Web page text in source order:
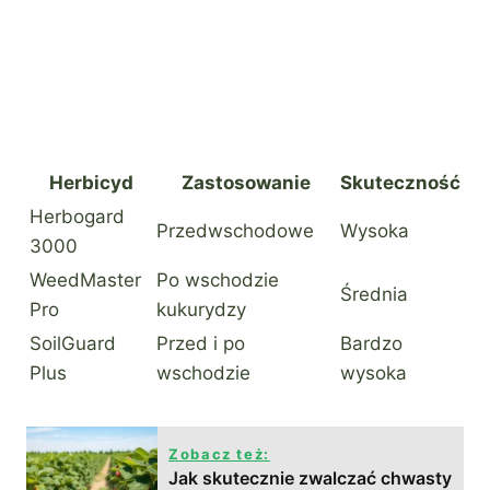
Herbicyd Zastosowanie
Skuteczność
Herbogard
3000
Przedwschodowe Wysoka
WeedMaster
Pro
Po wschodzie
kukurydzy
Średnia
SoilGuard
Plus
Przed i po
wschodzie
Bardzo
wysoka
Zobacz też:
Jak skutecznie zwalczać chwasty